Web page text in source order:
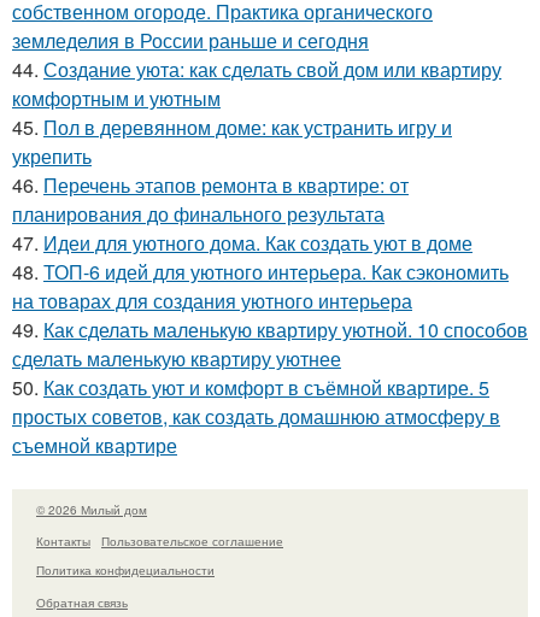
собственном огороде. Практика органического
земледелия в России раньше и сегодня
44. Создание уюта: как сделать свой дом или квартиру
комфортным и уютным
45. Пол в деревянном доме: как устранить игру и
укрепить
46. Перечень этапов ремонта в квартире: от
планирования до финального результата
47. Идеи для уютного дома. Как создать уют в доме
48. ТОП-6 идей для уютного интерьера. Как сэкономить
на товарах для создания уютного интерьера
49. Как сделать маленькую квартиру уютной. 10 способов
сделать маленькую квартиру уютнее
50. Как создать уют и комфорт в съёмной квартире. 5
простых советов, как создать домашнюю атмосферу в
съемной квартире
© 2026 Милый дом
Контакты
Пользовательское соглашение
Политика конфидециальности
Обратная связь